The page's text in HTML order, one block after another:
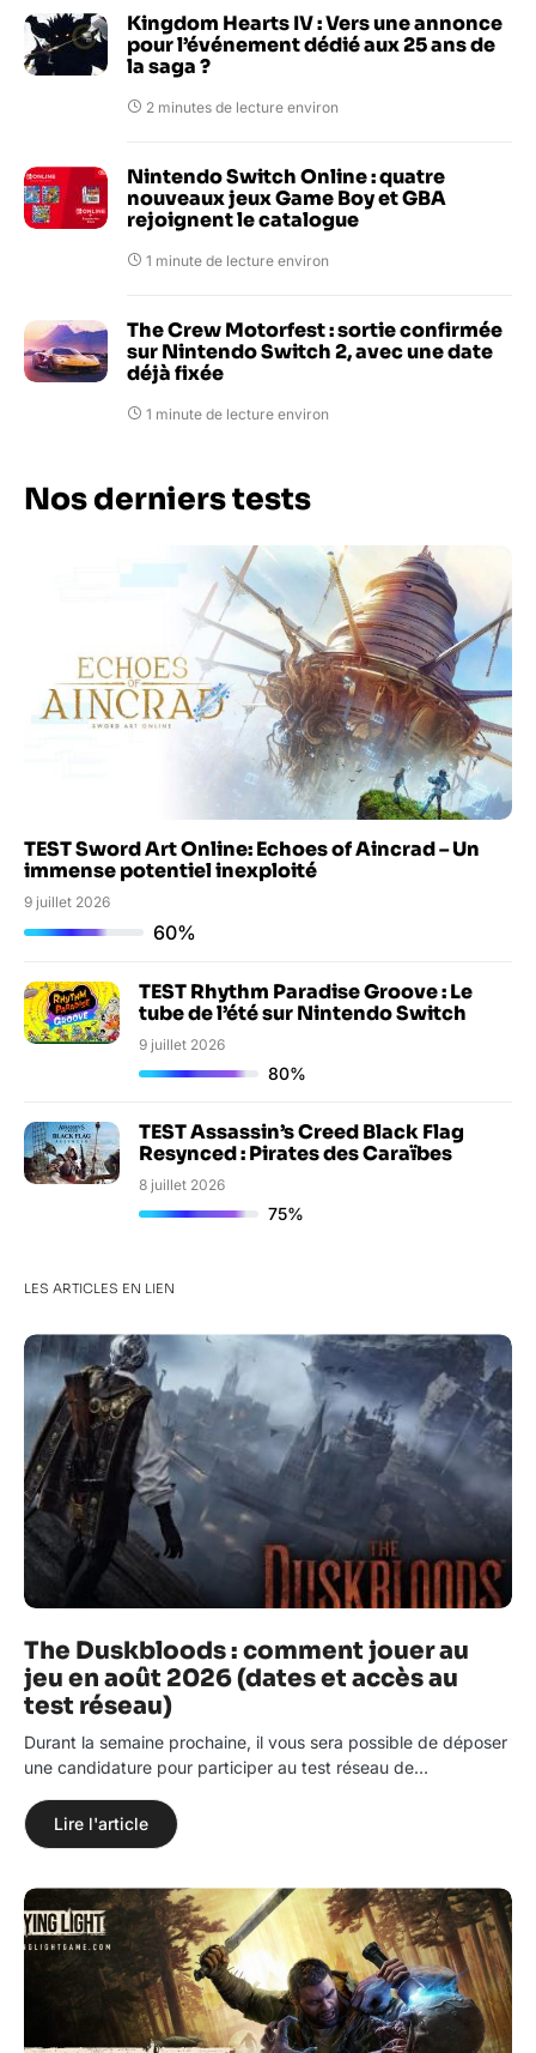
Kingdom Hearts IV : Vers une annonce
pour l’événement dédié aux 25 ans de
la saga ?
2 minutes de lecture environ
Nintendo Switch Online : quatre
nouveaux jeux Game Boy et GBA
rejoignent le catalogue
1 minute de lecture environ
The Crew Motorfest : sortie confirmée
sur Nintendo Switch 2, avec une date
déjà fixée
1 minute de lecture environ
Nos derniers tests
TEST Sword Art Online: Echoes of Aincrad – Un
immense potentiel inexploité
9 juillet 2026
60%
TEST Rhythm Paradise Groove : Le
tube de l’été sur Nintendo Switch
9 juillet 2026
80%
TEST Assassin’s Creed Black Flag
Resynced : Pirates des Caraïbes
8 juillet 2026
75%
LES ARTICLES EN LIEN
The Duskbloods : comment jouer au
jeu en août 2026 (dates et accès au
test réseau)
Durant la semaine prochaine, il vous sera possible de déposer
une candidature pour participer au test réseau de…
Lire l'article